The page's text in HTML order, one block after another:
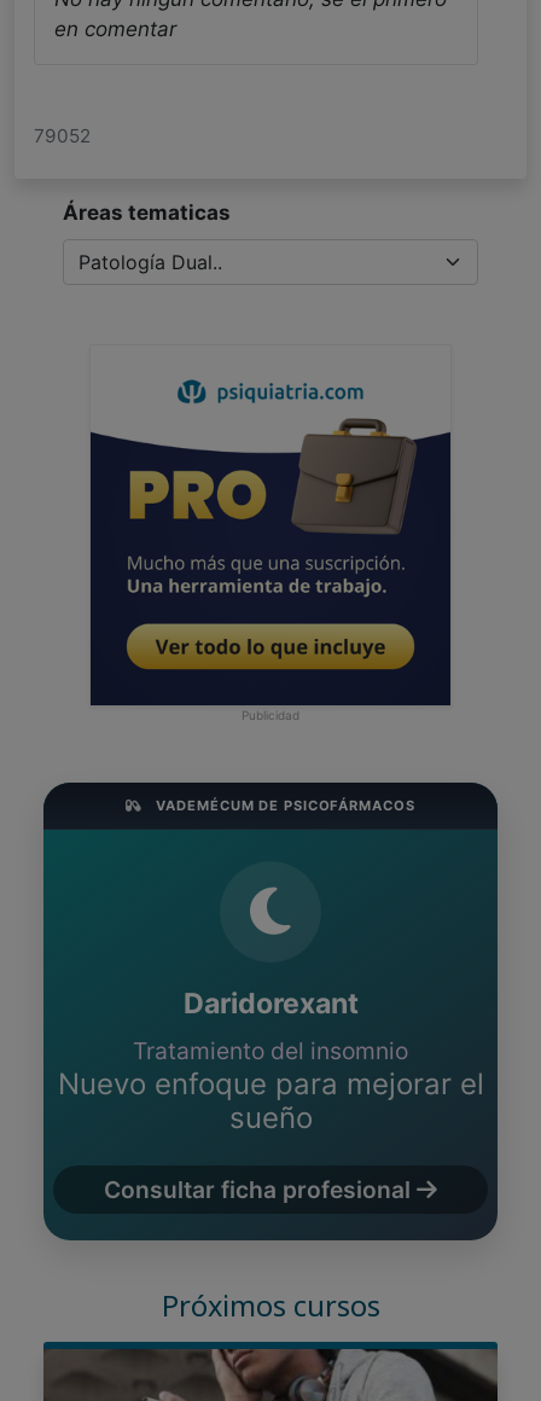
en comentar
79052
Áreas tematicas
Publicidad
VADEMÉCUM DE PSICOFÁRMACOS
Daridorexant
Tratamiento del insomnio
Nuevo enfoque para mejorar el
sueño
Consultar ficha profesional
Próximos cursos